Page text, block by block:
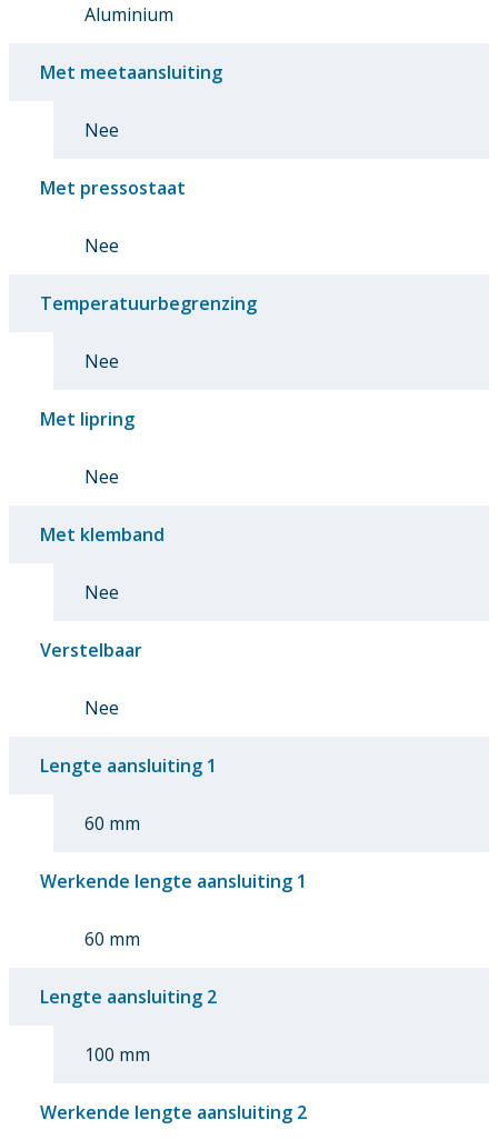
Aluminium
Met meetaansluiting
Nee
Met pressostaat
Nee
Temperatuurbegrenzing
Nee
Met lipring
Nee
Met klemband
Nee
Verstelbaar
Nee
Lengte aansluiting 1
60 mm
Werkende lengte aansluiting 1
60 mm
Lengte aansluiting 2
100 mm
Werkende lengte aansluiting 2